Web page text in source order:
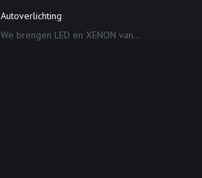
Autoverlichting
We brengen LED en XENON van...